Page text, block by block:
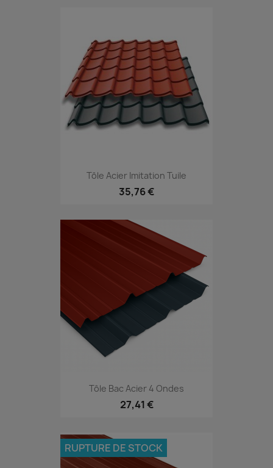
Tôle Acier Imitation Tuile
35,76 €
Tôle Bac Acier 4 Ondes
27,41 €
RUPTURE DE STOCK